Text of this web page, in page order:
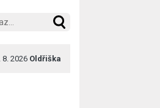
8. 2026 Oldřiška